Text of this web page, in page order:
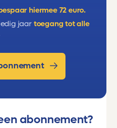
hiermee 72 euro.
jaar toegang tot alle
abonnement?